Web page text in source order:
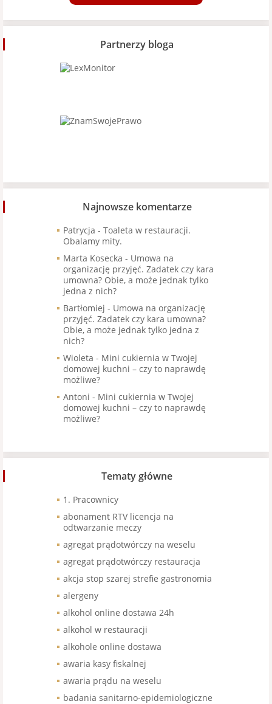
Partnerzy bloga
Najnowsze komentarze
Patrycja - Toaleta w restauracji.
Obalamy mity.
Marta Kosecka - Umowa na
organizację przyjęć. Zadatek czy kara
umowna? Obie, a może jednak tylko
jedna z nich?
Bartłomiej - Umowa na organizację
przyjęć. Zadatek czy kara umowna?
Obie, a może jednak tylko jedna z
nich?
Wioleta - Mini cukiernia w Twojej
domowej kuchni – czy to naprawdę
możliwe?
Antoni - Mini cukiernia w Twojej
domowej kuchni – czy to naprawdę
możliwe?
Tematy główne
1. Pracownicy
abonament RTV licencja na
odtwarzanie meczy
agregat prądotwórczy na weselu
agregat prądotwórczy restauracja
akcja stop szarej strefie gastronomia
alergeny
alkohol online dostawa 24h
alkohol w restauracji
alkohole online dostawa
awaria kasy fiskalnej
awaria prądu na weselu
badania sanitarno-epidemiologiczne